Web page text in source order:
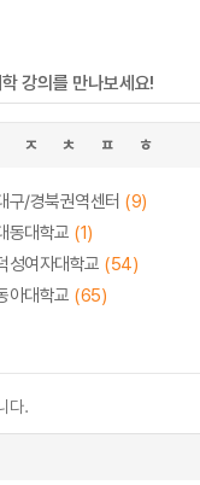
강의를 만나보세요!
ㅈ ㅊ ㅍ ㅎ
구/경북권역센터 (9)
동대학교 (1)
성여자대학교 (54)
아대학교 (65)
다.